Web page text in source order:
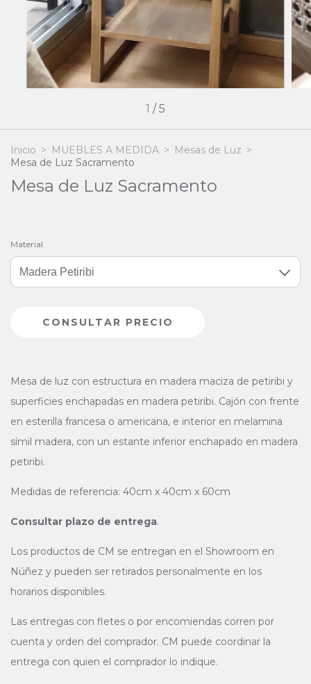
1 /5
Inicio > MUEBLES A MEDIDA > Mesas de Luz >
Mesa de Luz Sacramento
Mesa de Luz Sacramento
Material
Mesa de luz con estructura en madera maciza de petiribi y
superficies enchapadas en madera petiribi. Cajón con frente
en esterilla francesa o americana, e interior en melamina
símil madera, con un estante inferior enchapado en madera
petiribi.
Medidas de referencia: 40cm x 40cm x 60cm
Consultar plazo de entrega.
Los productos de CM se entregan en el Showroom en
Núñez y pueden ser retirados personalmente en los
horarios disponibles.
Las entregas con fletes o por encomiendas corren por
cuenta y orden del comprador. CM puede coordinar la
entrega con quien el comprador lo indique.